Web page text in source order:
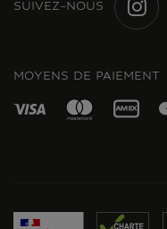
SUIVEZ-NOUS
MOYENS DE PAIEMENT